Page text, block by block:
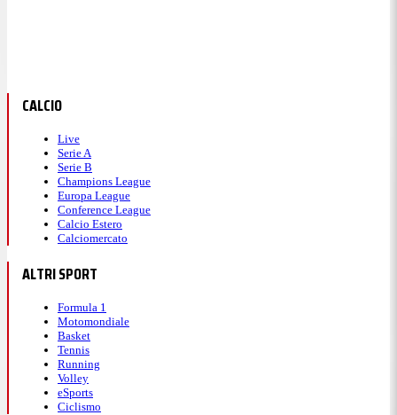
CALCIO
Live
Serie A
Serie B
Champions League
Europa League
Conference League
Calcio Estero
Calciomercato
ALTRI SPORT
Formula 1
Motomondiale
Basket
Tennis
Running
Volley
eSports
Ciclismo